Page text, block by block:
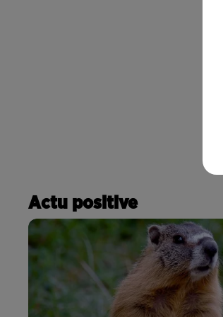
Actu positive